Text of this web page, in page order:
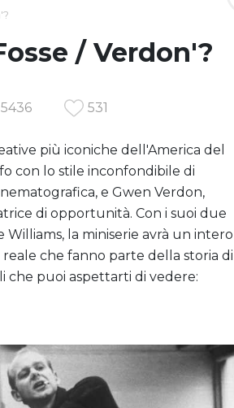
/ Verdon'?
5436 531
più iconiche dell'America del
con lo stile inconfondibile di
e Gwen Verdon,
di opportunità. Con i suoi due
la miniserie avrà un intero
che fanno parte della storia di
che puoi aspettarti di vedere: